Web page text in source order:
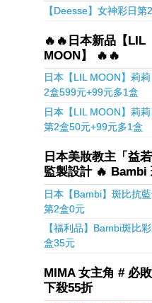
【Deesse】女神彩日第
🔥🔥日本新品【LIL
MOON】 🔥🔥
日本【LIL MOON】莉
2盒599元+99元多1盒
日本【LIL MOON】莉
第2盒50元+99元多1盒
日本美妝教主「益若
監製設計 🔥 Bambi
日本【Bambi】斑比抗
第2盒0元
【福利品】Bambi斑比
盒35元
MIMA 女主角 # 必
下殺55折